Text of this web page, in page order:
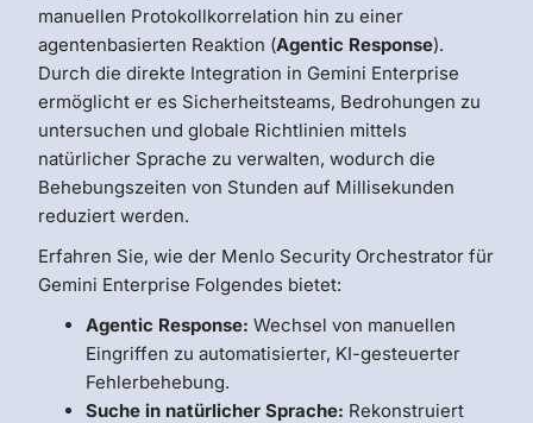
manuellen Protokollkorrelation hin zu einer
agentenbasierten Reaktion (Agentic Response).
Durch die direkte Integration in Gemini Enterprise
ermöglicht er es Sicherheitsteams, Bedrohungen zu
untersuchen und globale Richtlinien mittels
natürlicher Sprache zu verwalten, wodurch die
Behebungszeiten von Stunden auf Millisekunden
reduziert werden.
Erfahren Sie, wie der Menlo Security Orchestrator für
Gemini Enterprise Folgendes bietet:
Agentic Response: Wechsel von manuellen
Eingriffen zu automatisierter, KI-gesteuerter
Fehlerbehebung.
Suche in natürlicher Sprache: Rekonstruiert